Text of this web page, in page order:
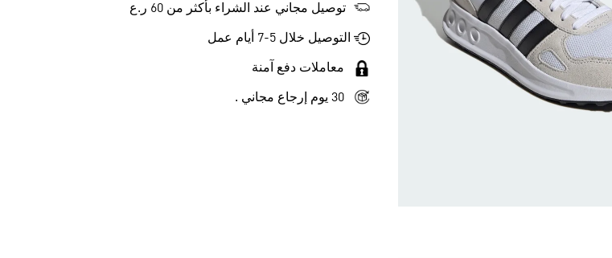
توصيل مجاني عند الشراء بأكثر من 60 ر.ع
التوصيل خلال 5-7 أيام عمل
معاملات دفع آمنة
30 يوم إرجاع مجاني .